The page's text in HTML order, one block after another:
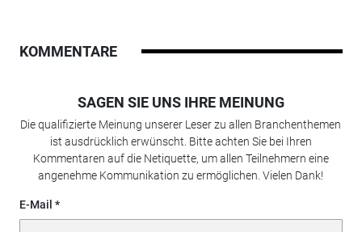
KOMMENTARE
SAGEN SIE UNS IHRE MEINUNG
Die qualifizierte Meinung unserer Leser zu allen Branchenthemen
ist ausdrücklich erwünscht. Bitte achten Sie bei Ihren
Kommentaren auf die Netiquette, um allen Teilnehmern eine
angenehme Kommunikation zu ermöglichen. Vielen Dank!
E-Mail